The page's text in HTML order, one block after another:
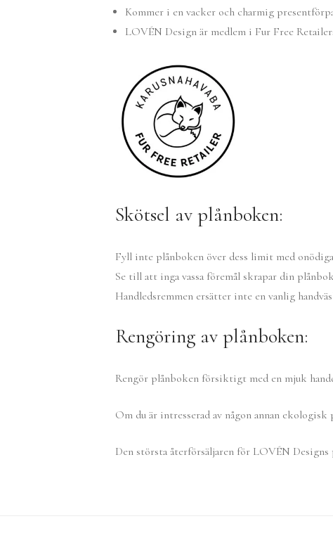
Kommer i en vacker och charmig
LOVÉN Design är medlem i Fur Free
Skötsel av plånboken:
Fyll inte plånboken över dess limit med
Se till att inga vassa föremål skrapar din
Handledsremmen ersätter inte en vanlig
Rengöring av plånboken:
Rengör plånboken försiktigt med en mjuk
Om du är intresserad av någon annan ekologisk
Den största återförsäljaren för LOVÉN